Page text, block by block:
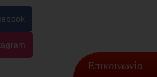
Επικοινωνία